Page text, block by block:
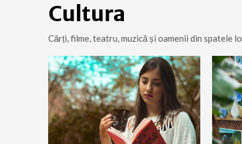
Cultura
Cărți, filme, teatru, muzică și oamenii din spatele